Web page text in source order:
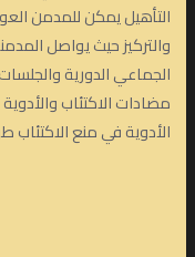
التأهيل يمكن للمدمن
والتركيز حيث يواصل
الجماعي الدورية
مضادات الاكتئاب
الأدوية في منع الاكتئاب